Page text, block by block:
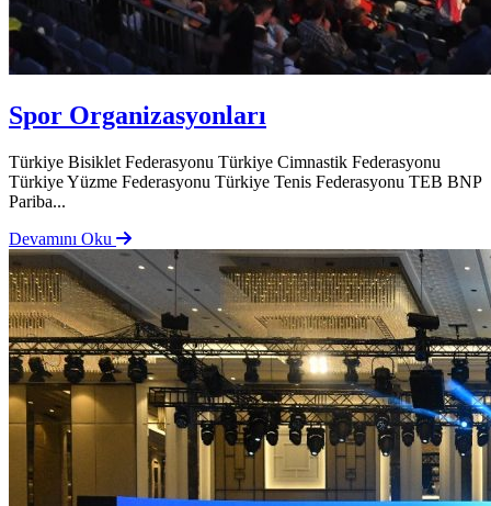
Spor Organizasyonları
Türkiye Bisiklet Federasyonu Türkiye Cimnastik Federasyonu
Türkiye Yüzme Federasyonu Türkiye Tenis Federasyonu TEB BNP
Pariba...
Devamını Oku